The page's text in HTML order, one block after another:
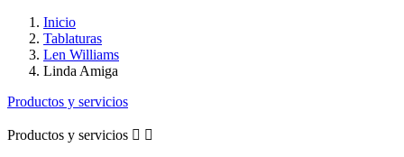
Inicio
Tablaturas
Len Williams
Linda Amiga
Productos y servicios
Productos y servicios  